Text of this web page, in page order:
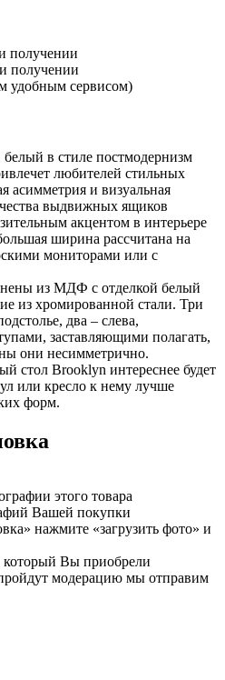
получении
получении
удобным сервисом)
в стиле постмодернизм
любителей стильных
асимметрия и визуальная
выдвижных ящиков
акцентом в интерьере
ширина рассчитана на
мониторами или с
из МДФ с отделкой белый
из хромированной стали. Три
два – слева,
заставляющими полагать,
они несимметрично.
стол Brooklyn интереснее будет
или кресло к нему лучше
форм.
этого товара
Вашей покупки
нажмите «загрузить фото» и
который Вы приобрели
модерацию мы отправим